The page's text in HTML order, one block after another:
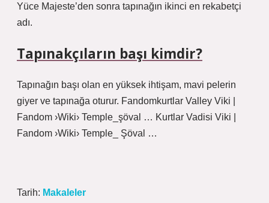
Yüce Majeste’den sonra tapınağın ikinci en rekabetçi
adı.
Tapınakçıların başı kimdir?
Tapınağın başı olan en yüksek ihtişam, mavi pelerin
giyer ve tapınağa oturur. Fandomkurtlar Valley Viki |
Fandom ›Wiki› Temple_şöval … Kurtlar Vadisi Viki |
Fandom ›Wiki› Temple_ Şöval …
Tarih: Makaleler